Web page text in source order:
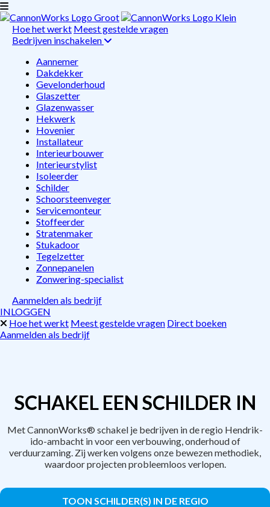
Hoe het werkt Meest gestelde vragen
Bedrijven inschakelen
Aannemer
Dakdekker
Gevelonderhoud
Glaszetter
Glazenwasser
Hekwerk
Hovenier
Installateur
Interieurbouwer
Interieurstylist
Isoleerder
Schilder
Schoorsteenveger
Servicemonteur
Stoffeerder
Stratenmaker
Stukadoor
Tegelzetter
Zonnepanelen
Zonwering-specialist
Aanmelden als bedrijf
INLOGGEN
Hoe het werkt Meest gestelde vragen Direct boeken
Aanmelden als bedrijf
SCHAKEL EEN SCHILDER IN
Met CannonWorks® schakel je bedrijven in de regio Hendrik-
ido-ambacht in voor een verbouwing, onderhoud of
verduurzaming. Zij werken volgens onze bewezen methodiek,
waardoor projecten probleemloos verlopen.
TOON SCHILDER(S) IN DE REGIO